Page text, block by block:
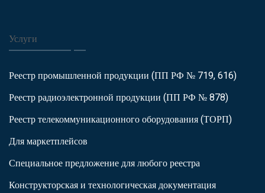
Услуги
Реестр промышленной продукции (ПП РФ № 719, 616)
Реестр радиоэлектронной продукции (ПП РФ № 878)
Реестр телекоммуникационного оборудования (ТОРП)
Для маркетплейсов
Специальное предложение для любого реестра
Конструкторская и технологическая документация